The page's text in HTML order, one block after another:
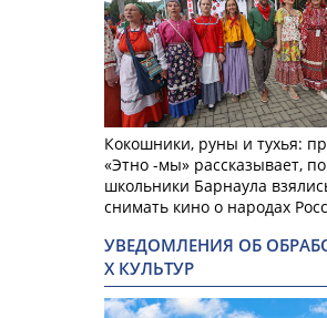
Кокошники, руны и тухья:
«Этно -мы» рассказывает,
школьники Барнаула
снимать кино о народах
УВЕДОМЛЕНИЯ ОБ
Х КУЛЬТУР